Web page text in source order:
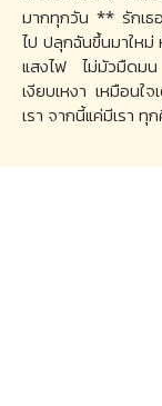
มากทุกวัน ** รักเธอ
ไป ปลุกฉันขึ้นมาใหม่
แสงไฟ ไม่มัวมืดมน
เงียบเหงา เหมือนใ
เรา จากนี้แค่มีเรา ทุ